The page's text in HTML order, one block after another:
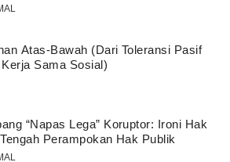
Atas-Bawah (Dari Toleransi Pasif
Sama Sosial)
“Napas Lega” Koruptor: Ironi Hak
Perampokan Hak Publik